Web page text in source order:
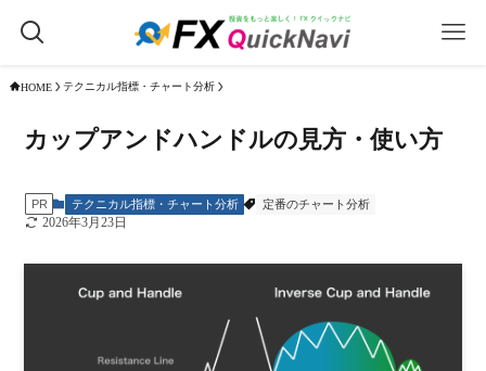
HOME テクニカル指標・チャート分析
カップアンドハンドルの見方・使い方
PR テクニカル指標・チャート分析
定番のチャート分析
2026年3月23日